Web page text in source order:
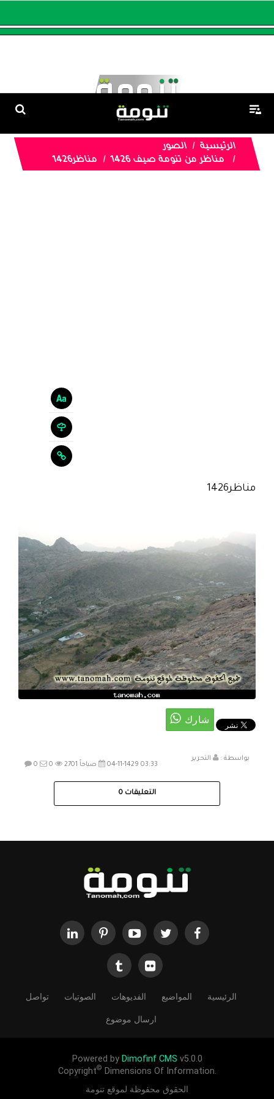
الرئيسية
الصور
مناظر من تنومة صيف 1426
مناظر1426
مناظر1426
بواسطة :
التحرير
04-11-1429 03:33 صباحاً
0 0 2701
التعليقات 0
الرئيسية المواضيع الفديوهات الصوتيات تواصل
ارسال موضوع
Powered by Dimofinf CMS v5.0.0
Copyright© Dimensions Of Information.
الحقوق محفوظة لموقع تنومة